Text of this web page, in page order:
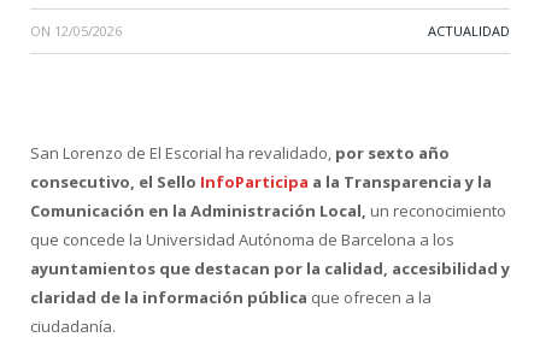
ON 12/05/2026 ACTUALIDAD
San Lorenzo de El Escorial ha revalidado, por sexto año
consecutivo, el Sello InfoParticipa a la Transparencia y la
Comunicación en la Administración Local, un reconocimiento
que concede la Universidad Autónoma de Barcelona a los
ayuntamientos que destacan por la calidad, accesibilidad y
claridad de la información pública que ofrecen a la
ciudadanía.